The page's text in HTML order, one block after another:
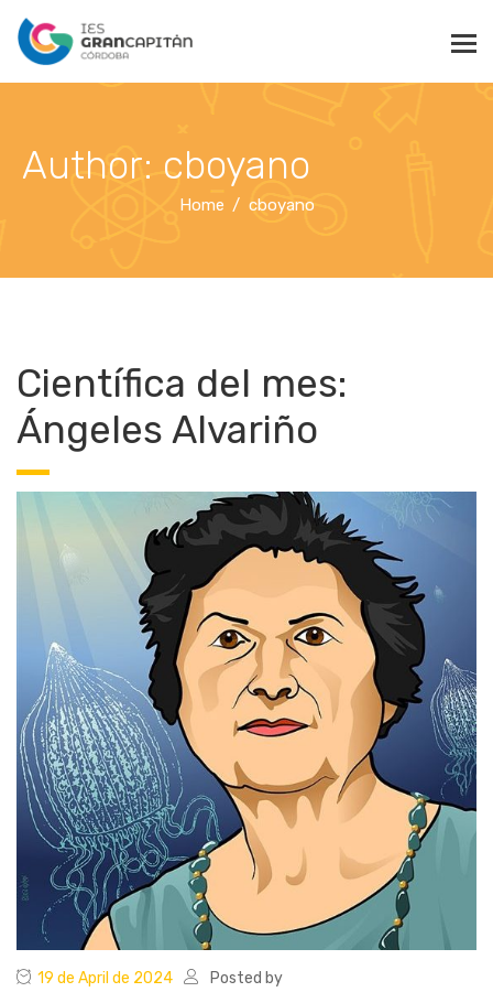
Author: cboyano
Home cboyano
Científica del mes:
Ángeles Alvariño
19 de April de 2024
Posted by